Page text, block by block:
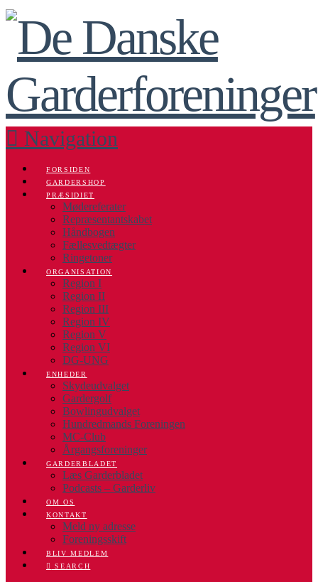
Navigation
FORSIDEN
GARDERSHOP
PRÆSIDIET
Mødereferater
Repræsentantskabet
Håndbogen
Fællesvedtægter
Ringetoner
ORGANISATION
Region I
Region II
Region III
Region IV
Region V
Region VI
DG-UNG
ENHEDER
Skydeudvalget
Gardergolf
Bowlingudvalget
Hundredmands Foreningen
MC-Club
Årgangsforeninger
GARDERBLADET
Læs Garderbladet
Podcasts – Garderliv
OM OS
KONTAKT
Meld ny adresse
Foreningsskift
BLIV MEDLEM
SEARCH